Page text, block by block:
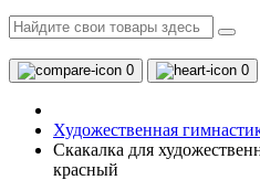
0 0
Художественная
Скакалка для
красный